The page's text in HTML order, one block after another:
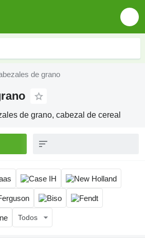
de grano
de grano, cabezal de cereal
Todos